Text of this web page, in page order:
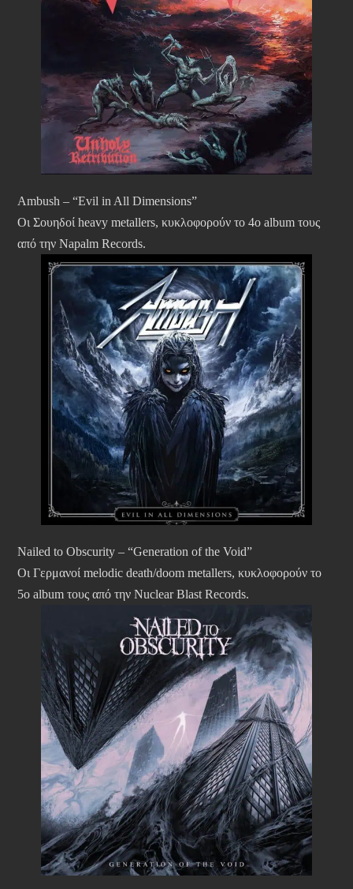
Ambush – “Evil in All Dimensions”
Οι Σουηδοί heavy metallers, κυκλοφορούν το 4ο album τους
από την Napalm Records.
Nailed to Obscurity – “Generation of the Void”
Οι Γερμανοί melodic death/doom metallers, κυκλοφορούν το
5ο album τους από την Nuclear Blast Records.